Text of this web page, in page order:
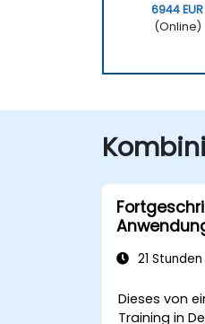
6944 EUR
(Online)
21 Stunden
Dieses von
Training in